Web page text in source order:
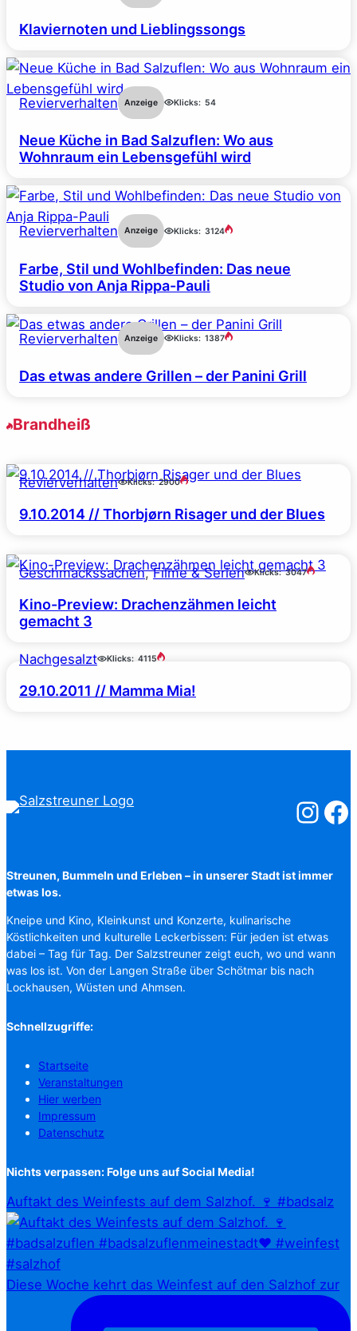
Klaviernoten und Lieblingssongs
Revierverhalten Anzeige Klicks: 54
Neue Küche in Bad Salzuflen: Wo aus
Wohnraum ein Lebensgefühl wird
Revierverhalten Anzeige Klicks: 3124
Farbe, Stil und Wohlbefinden: Das neue
Studio von Anja Rippa-Pauli
Revierverhalten Anzeige Klicks: 1387
Das etwas andere Grillen – der Panini Grill
Brandheiß
Revierverhalten Klicks: 2900
9.10.2014 // Thorbjørn Risager und der Blues
Geschmackssachen, Filme & Serien Klicks: 3047
Kino-Preview: Drachenzähmen leicht
gemacht 3
Nachgesalzt Klicks: 4115
29.10.2011 // Mamma Mia!
Streunen, Bummeln und Erleben – in unserer Stadt ist immer
etwas los.
Kneipe und Kino, Kleinkunst und Konzerte, kulinarische
Köstlichkeiten und kulturelle Leckerbissen: Für jeden ist etwas
dabei – Tag für Tag. Der Salzstreuner zeigt euch, wo und wann
was los ist. Von der Langen Straße über Schötmar bis nach
Lockhausen, Wüsten und Ahmsen.
Schnellzugriffe:
Startseite
Veranstaltungen
Hier werben
Impressum
Datenschutz
Nichts verpassen: Folge uns auf Social Media!
Auftakt des Weinfests auf dem Salzhof. 🍷 #badsalz
Diese Woche kehrt das Weinfest auf den Salzhof zur